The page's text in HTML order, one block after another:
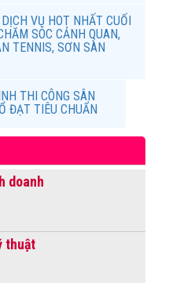
VỤ HOT NHẤT CUỐI
SÓC CẢNH QUAN,
TENNIS, SƠN SÀN
THI CÔNG SÂN
ĐẠT TIÊU CHUẨN
doanh
thuật